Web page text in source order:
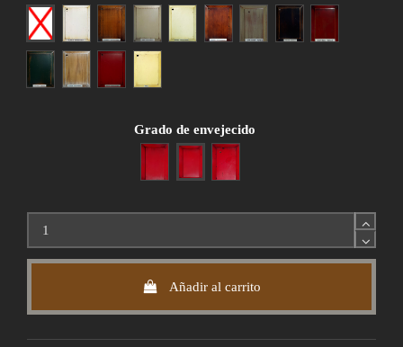
NingunoBlanco Cerezo anticuario
Gris patinado
Hueso Nogal anticuario
Patina grisPatina negra
Patina verdeRoble patinado
Grado de envejecido
Poco envejecidoMedio envejecido
Muy envejecido
Añadir al carrito